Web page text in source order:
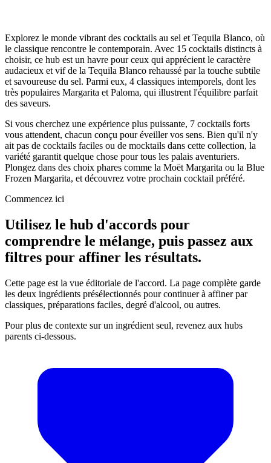
Explorez le monde vibrant des cocktails au sel et Tequila Blanco, où
le classique rencontre le contemporain. Avec 15 cocktails distincts à
choisir, ce hub est un havre pour ceux qui apprécient le caractère
audacieux et vif de la Tequila Blanco rehaussé par la touche subtile
et savoureuse du sel. Parmi eux, 4 classiques intemporels, dont les
très populaires Margarita et Paloma, qui illustrent l'équilibre parfait
des saveurs.
Si vous cherchez une expérience plus puissante, 7 cocktails forts
vous attendent, chacun conçu pour éveiller vos sens. Bien qu'il n'y
ait pas de cocktails faciles ou de mocktails dans cette collection, la
variété garantit quelque chose pour tous les palais aventuriers.
Plongez dans des choix phares comme la Moët Margarita ou la Blue
Frozen Margarita, et découvrez votre prochain cocktail préféré.
Commencez ici
Utilisez le hub d'accords pour
comprendre le mélange, puis passez aux
filtres pour affiner les résultats.
Cette page est la vue éditoriale de l'accord. La page complète garde
les deux ingrédients présélectionnés pour continuer à affiner par
classiques, préparations faciles, degré d'alcool, ou autres.
Pour plus de contexte sur un ingrédient seul, revenez aux hubs
parents ci-dessous.